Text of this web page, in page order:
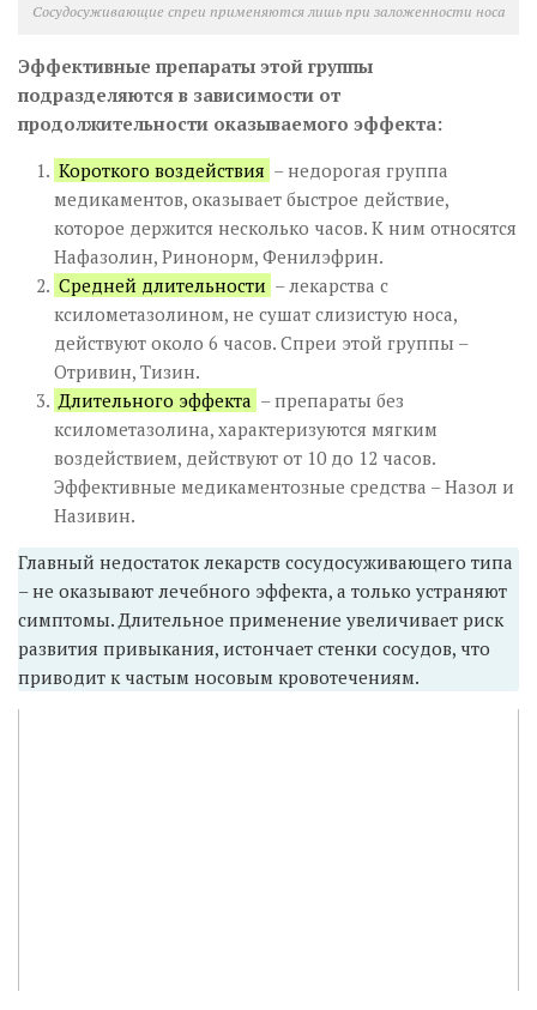
Сосудосуживающие спреи применяются лишь при заложенности носа
Эффективные препараты этой группы
подразделяются в зависимости от
продолжительности оказываемого эффекта:
Короткого воздействия – недорогая группа
медикаментов, оказывает быстрое действие,
которое держится несколько часов. К ним относятся
Нафазолин, Ринонорм, Фенилэфрин.
Средней длительности – лекарства с
ксилометазолином, не сушат слизистую носа,
действуют около 6 часов. Спреи этой группы –
Отривин, Тизин.
Длительного эффекта – препараты без
ксилометазолина, характеризуются мягким
воздействием, действуют от 10 до 12 часов.
Эффективные медикаментозные средства – Назол и
Називин.
Главный недостаток лекарств сосудосуживающего типа
– не оказывают лечебного эффекта, а только устраняют
симптомы. Длительное применение увеличивает риск
развития привыкания, истончает стенки сосудов, что
приводит к частым носовым кровотечениям.